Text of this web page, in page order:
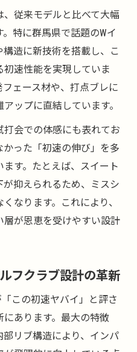
、従来モデルと比べて大幅
特に群馬県で話題のWイ
造に新技術を搭載し、こ
初速性能を実現していま
ェース材や、打点ブレに
ップに直結しています。
会での体感にも表れてお
った「初速の伸び」を多
す。たとえば、スイート
抑えられるため、ミスシ
なります。これにより、
が恩恵を受けやすい設計
フクラブ設計の革新
この初速ヤバイ」と評さ
あります。最大の特徴
リブ構造により、インパ